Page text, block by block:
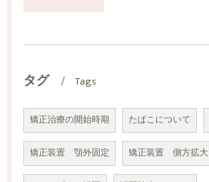
タグ Tags
矯正治療の開始時期 たばこについて
矯正装置 顎外固定 矯正装置 側方拡大